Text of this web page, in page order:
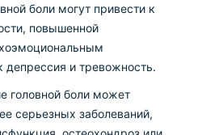
боли могут привести к
повышенной
депрессия и тревожность.
головной боли может
серьезных заболеваний,